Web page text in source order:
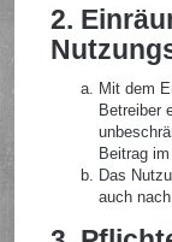
2.
Mit dem
Betreiber
Beitrag
Das
auch